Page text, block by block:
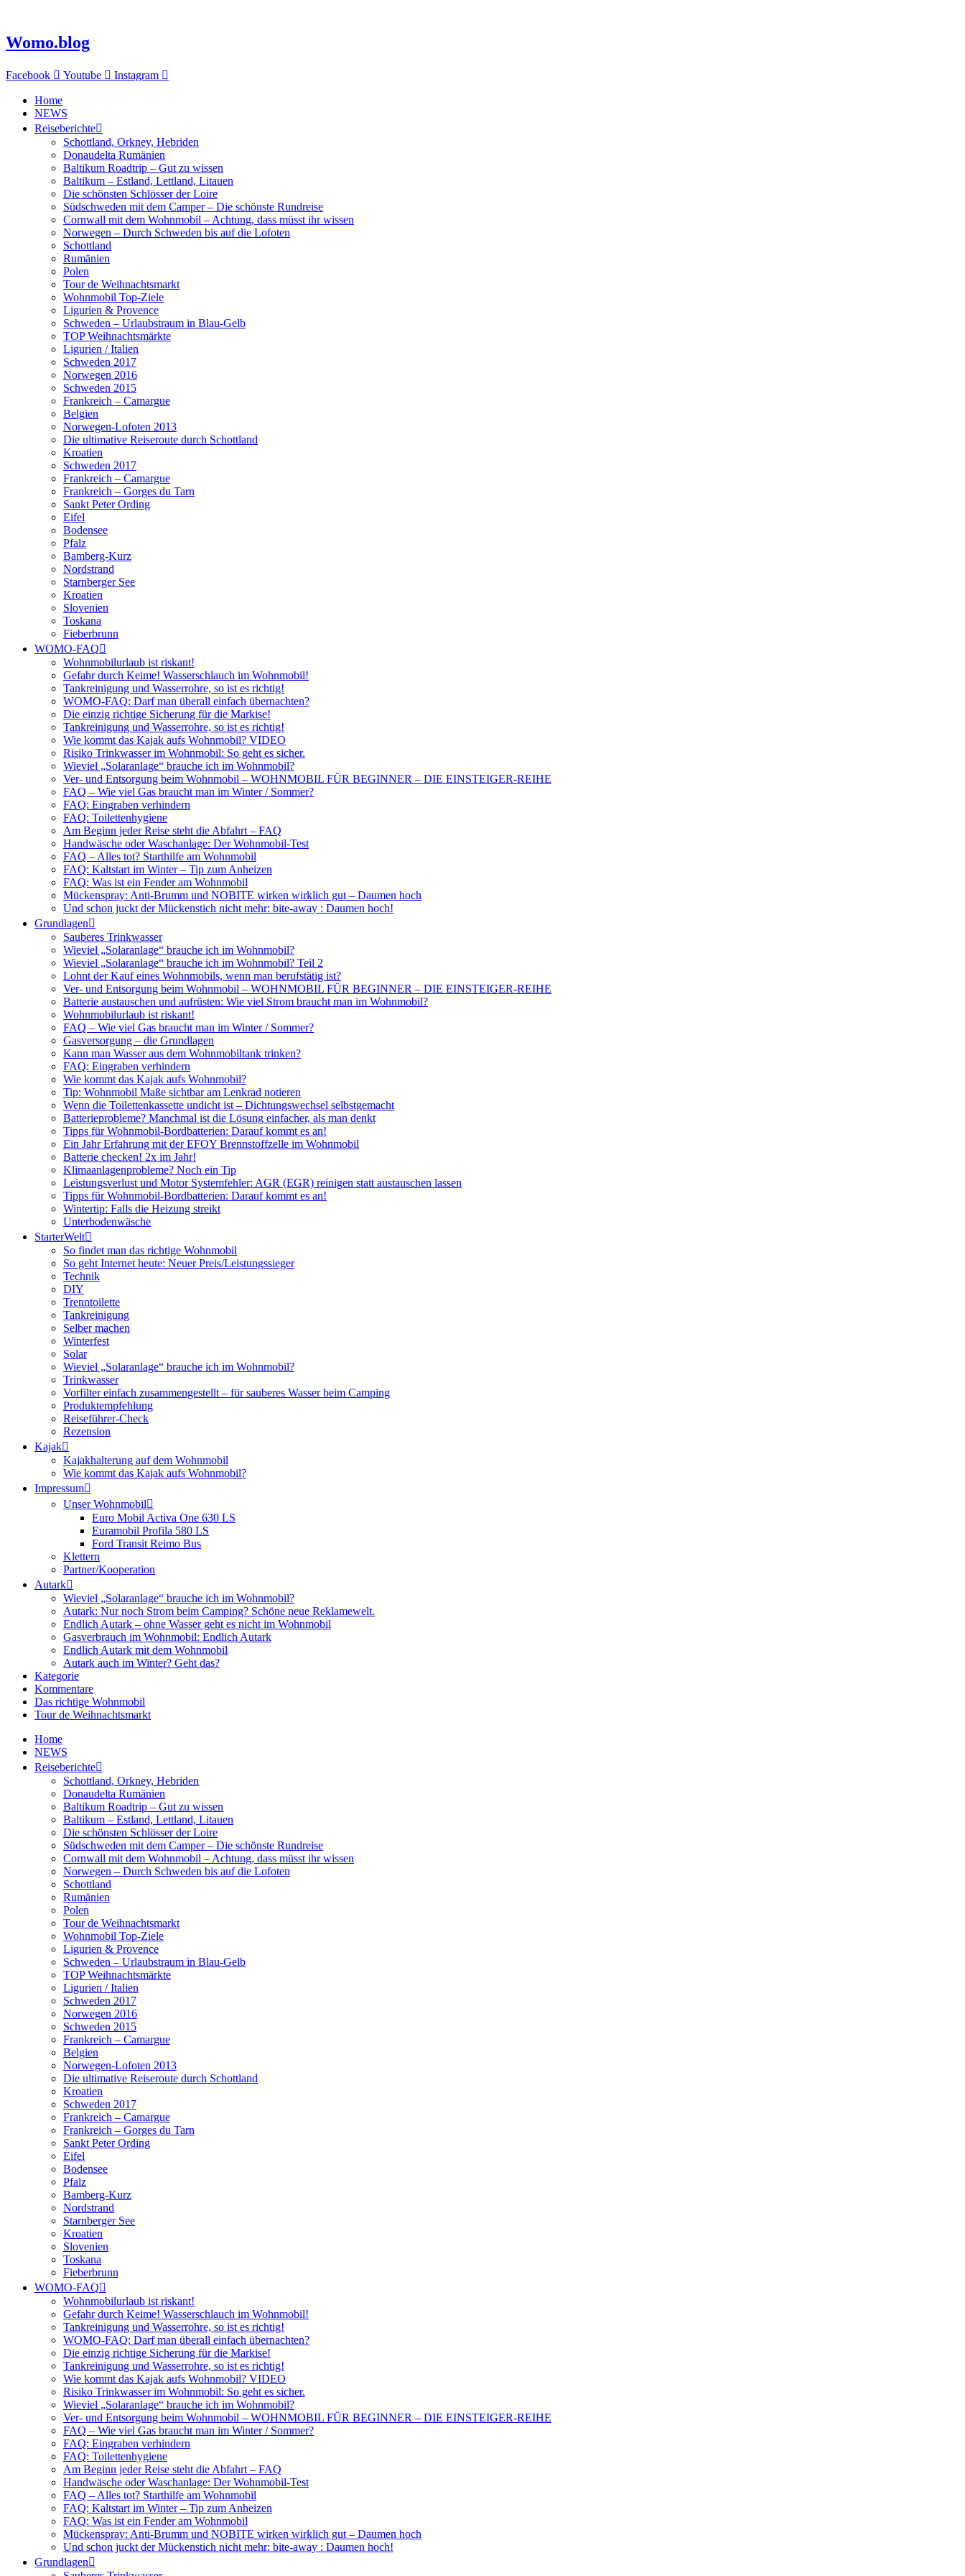
springen
Womo.blog
Facebook Youtube Instagram
Home
NEWS
Reiseberichte
Schottland, Orkney, Hebriden
Donaudelta Rumänien
Baltikum Roadtrip – Gut zu wissen
Baltikum – Estland, Lettland, Litauen
Die schönsten Schlösser der Loire
Südschweden mit dem Camper – Die schönste Rundreise
Cornwall mit dem Wohnmobil – Achtung, dass müsst ihr wissen
Norwegen – Durch Schweden bis auf die Lofoten
Schottland
Rumänien
Polen
Tour de Weihnachtsmarkt
Wohnmobil Top-Ziele
Ligurien & Provence
Schweden – Urlaubstraum in Blau-Gelb
TOP Weihnachtsmärkte
Ligurien / Italien
Schweden 2017
Norwegen 2016
Schweden 2015
Frankreich – Camargue
Belgien
Norwegen-Lofoten 2013
Die ultimative Reiseroute durch Schottland
Kroatien
Schweden 2017
Frankreich – Camargue
Frankreich – Gorges du Tarn
Sankt Peter Ording
Eifel
Bodensee
Pfalz
Bamberg-Kurz
Nordstrand
Starnberger See
Kroatien
Slovenien
Toskana
Fieberbrunn
WOMO-FAQ
Wohnmobilurlaub ist riskant!
Gefahr durch Keime! Wasserschlauch im Wohnmobil!
Tankreinigung und Wasserrohre, so ist es richtig!
WOMO-FAQ: Darf man überall einfach übernachten?
Die einzig richtige Sicherung für die Markise!
Tankreinigung und Wasserrohre, so ist es richtig!
Wie kommt das Kajak aufs Wohnmobil? VIDEO
Risiko Trinkwasser im Wohnmobil: So geht es sicher.
Wieviel „Solaranlage“ brauche ich im Wohnmobil?
Ver- und Entsorgung beim Wohnmobil – WOHNMOBIL FÜR BEGINNER – DIE EINSTEIGER-REIHE
FAQ – Wie viel Gas braucht man im Winter / Sommer?
FAQ: Eingraben verhindern
FAQ: Toilettenhygiene
Am Beginn jeder Reise steht die Abfahrt – FAQ
Handwäsche oder Waschanlage: Der Wohnmobil-Test
FAQ – Alles tot? Starthilfe am Wohnmobil
FAQ: Kaltstart im Winter – Tip zum Anheizen
FAQ: Was ist ein Fender am Wohnmobil
Mückenspray: Anti-Brumm und NOBITE wirken wirklich gut – Daumen hoch
Und schon juckt der Mückenstich nicht mehr: bite-away : Daumen hoch!
Grundlagen
Sauberes Trinkwasser
Wieviel „Solaranlage“ brauche ich im Wohnmobil?
Wieviel „Solaranlage“ brauche ich im Wohnmobil? Teil 2
Lohnt der Kauf eines Wohnmobils, wenn man berufstätig ist?
Ver- und Entsorgung beim Wohnmobil – WOHNMOBIL FÜR BEGINNER – DIE EINSTEIGER-REIHE
Batterie austauschen und aufrüsten: Wie viel Strom braucht man im Wohnmobil?
Wohnmobilurlaub ist riskant!
FAQ – Wie viel Gas braucht man im Winter / Sommer?
Gasversorgung – die Grundlagen
Kann man Wasser aus dem Wohnmobiltank trinken?
FAQ: Eingraben verhindern
Wie kommt das Kajak aufs Wohnmobil?
Tip: Wohnmobil Maße sichtbar am Lenkrad notieren
Wenn die Toilettenkassette undicht ist – Dichtungswechsel selbstgemacht
Batterieprobleme? Manchmal ist die Lösung einfacher, als man denkt
Tipps für Wohnmobil-Bordbatterien: Darauf kommt es an!
Ein Jahr Erfahrung mit der EFOY Brennstoffzelle im Wohnmobil
Batterie checken! 2x im Jahr!
Klimaanlagenprobleme? Noch ein Tip
Leistungsverlust und Motor Systemfehler: AGR (EGR) reinigen statt austauschen lassen
Tipps für Wohnmobil-Bordbatterien: Darauf kommt es an!
Wintertip: Falls die Heizung streikt
Unterbodenwäsche
StarterWelt
So findet man das richtige Wohnmobil
So geht Internet heute: Neuer Preis/Leistungssieger
Technik
DIY
Trenntoilette
Tankreinigung
Selber machen
Winterfest
Solar
Wieviel „Solaranlage“ brauche ich im Wohnmobil?
Trinkwasser
Vorfilter einfach zusammengestellt – für sauberes Wasser beim Camping
Produktempfehlung
Reiseführer-Check
Rezension
Kajak
Kajakhalterung auf dem Wohnmobil
Wie kommt das Kajak aufs Wohnmobil?
Impressum
Unser Wohnmobil
Euro Mobil Activa One 630 LS
Euramobil Profila 580 LS
Ford Transit Reimo Bus
Klettern
Partner/Kooperation
Autark
Wieviel „Solaranlage“ brauche ich im Wohnmobil?
Autark: Nur noch Strom beim Camping? Schöne neue Reklamewelt.
Endlich Autark – ohne Wasser geht es nicht im Wohnmobil
Gasverbrauch im Wohnmobil: Endlich Autark
Endlich Autark mit dem Wohnmobil
Autark auch im Winter? Geht das?
Kategorie
Kommentare
Das richtige Wohnmobil
Tour de Weihnachtsmarkt
Home
NEWS
Reiseberichte
Schottland, Orkney, Hebriden
Donaudelta Rumänien
Baltikum Roadtrip – Gut zu wissen
Baltikum – Estland, Lettland, Litauen
Die schönsten Schlösser der Loire
Südschweden mit dem Camper – Die schönste Rundreise
Cornwall mit dem Wohnmobil – Achtung, dass müsst ihr wissen
Norwegen – Durch Schweden bis auf die Lofoten
Schottland
Rumänien
Polen
Tour de Weihnachtsmarkt
Wohnmobil Top-Ziele
Ligurien & Provence
Schweden – Urlaubstraum in Blau-Gelb
TOP Weihnachtsmärkte
Ligurien / Italien
Schweden 2017
Norwegen 2016
Schweden 2015
Frankreich – Camargue
Belgien
Norwegen-Lofoten 2013
Die ultimative Reiseroute durch Schottland
Kroatien
Schweden 2017
Frankreich – Camargue
Frankreich – Gorges du Tarn
Sankt Peter Ording
Eifel
Bodensee
Pfalz
Bamberg-Kurz
Nordstrand
Starnberger See
Kroatien
Slovenien
Toskana
Fieberbrunn
WOMO-FAQ
Wohnmobilurlaub ist riskant!
Gefahr durch Keime! Wasserschlauch im Wohnmobil!
Tankreinigung und Wasserrohre, so ist es richtig!
WOMO-FAQ: Darf man überall einfach übernachten?
Die einzig richtige Sicherung für die Markise!
Tankreinigung und Wasserrohre, so ist es richtig!
Wie kommt das Kajak aufs Wohnmobil? VIDEO
Risiko Trinkwasser im Wohnmobil: So geht es sicher.
Wieviel „Solaranlage“ brauche ich im Wohnmobil?
Ver- und Entsorgung beim Wohnmobil – WOHNMOBIL FÜR BEGINNER – DIE EINSTEIGER-REIHE
FAQ – Wie viel Gas braucht man im Winter / Sommer?
FAQ: Eingraben verhindern
FAQ: Toilettenhygiene
Am Beginn jeder Reise steht die Abfahrt – FAQ
Handwäsche oder Waschanlage: Der Wohnmobil-Test
FAQ – Alles tot? Starthilfe am Wohnmobil
FAQ: Kaltstart im Winter – Tip zum Anheizen
FAQ: Was ist ein Fender am Wohnmobil
Mückenspray: Anti-Brumm und NOBITE wirken wirklich gut – Daumen hoch
Und schon juckt der Mückenstich nicht mehr: bite-away : Daumen hoch!
Grundlagen